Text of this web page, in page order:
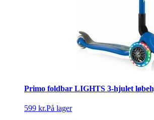
Primo foldbar LIGHTS 3-hjulet
599 kr.På lager